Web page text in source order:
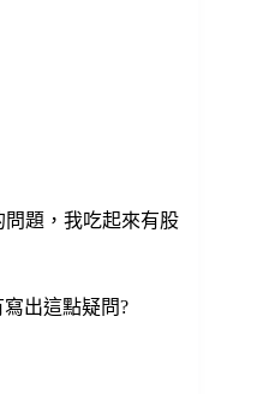
題，我吃起來有股
出這點疑問?